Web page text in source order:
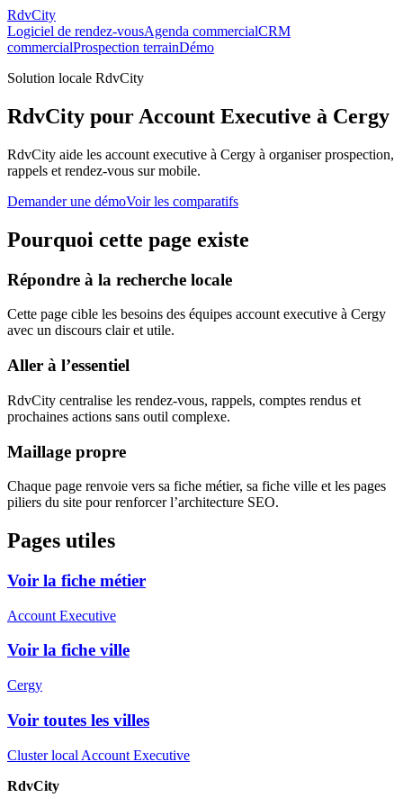
RdvCity
Logiciel de rendez-vousAgenda commercialCRM
commercialProspection terrainDémo
Solution locale RdvCity
RdvCity pour Account Executive à Cergy
RdvCity aide les account executive à Cergy à organiser prospection,
rappels et rendez-vous sur mobile.
Demander une démoVoir les comparatifs
Pourquoi cette page existe
Répondre à la recherche locale
Cette page cible les besoins des équipes account executive à Cergy
avec un discours clair et utile.
Aller à l’essentiel
RdvCity centralise les rendez-vous, rappels, comptes rendus et
prochaines actions sans outil complexe.
Maillage propre
Chaque page renvoie vers sa fiche métier, sa fiche ville et les pages
piliers du site pour renforcer l’architecture SEO.
Pages utiles
Voir la fiche métier
Account Executive
Voir la fiche ville
Cergy
Voir toutes les villes
Cluster local Account Executive
RdvCity